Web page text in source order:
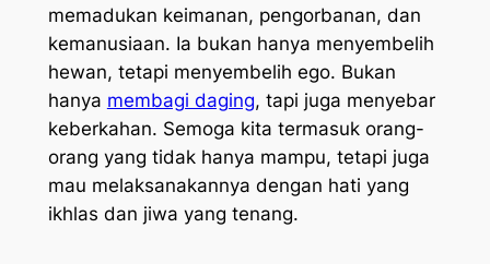
memadukan keimanan, pengorbanan, dan
kemanusiaan. Ia bukan hanya menyembelih
hewan, tetapi menyembelih ego. Bukan
hanya membagi daging, tapi juga menyebar
keberkahan. Semoga kita termasuk orang-
orang yang tidak hanya mampu, tetapi juga
mau melaksanakannya dengan hati yang
ikhlas dan jiwa yang tenang.